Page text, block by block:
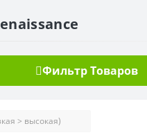
Фильтр Товаров